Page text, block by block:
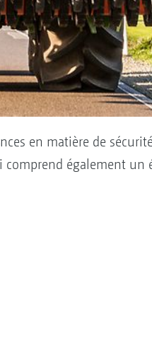
en matière de
comprend également un